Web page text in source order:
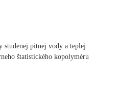
studenej pitnej vody a teplej
štatistického kopolyméru